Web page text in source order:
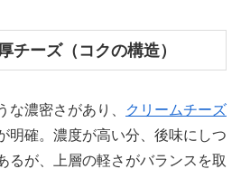
チーズ（コクの構造）
な濃密さがあり、
クリームチーズ
明確。濃度が高い分、後味にしつ
るが、上層の軽さがバランスを取